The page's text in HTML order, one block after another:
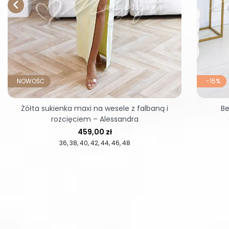

NOWOŚĆ
36 38 40 42 44 46 48
Cena
459,00 zł
Żółta sukienka maxi na wesele z falbaną i
rozcięciem – Alessandra
-15%